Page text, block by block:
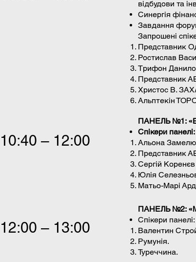
відбудови та
Синергія
Завдання
Запрошені
Представник
Ростислав
Трифон
Представник
Христос В.
Альптекін
10:40 – 12:00
ПАНЕЛЬ №1:
Спікери панелі:
Альона
Представник
Сергій
Юлія
Матьо-Марі
12:00 – 13:00
ПАНЕЛЬ №2:
Спікери панелі:
Валентин
Румунія.
Туреччина.